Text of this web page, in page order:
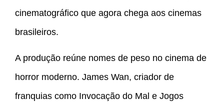
cinematográfico que agora chega aos cinemas
brasileiros.
A produção reúne nomes de peso no cinema de
horror moderno. James Wan, criador de
franquias como Invocação do Mal e Jogos